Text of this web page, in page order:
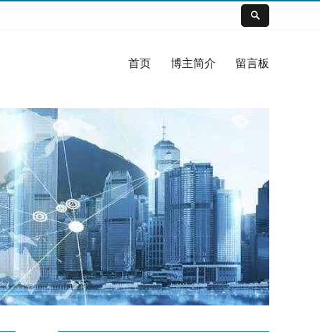
首页 博主简介 留言板